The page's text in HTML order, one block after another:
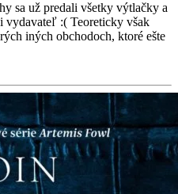
sa už predali všetky výtlačky a
vydavateľ :( Teoreticky však
iných obchodoch, ktoré ešte